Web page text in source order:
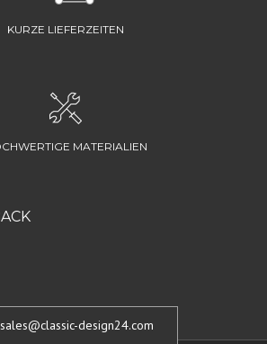
KURZE LIEFERZEITEN
MATERIALIEN
sales@classic-design24.com